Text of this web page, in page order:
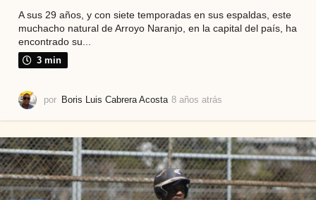
A sus 29 años, y con siete temporadas en sus espaldas, este
muchacho natural de Arroyo Naranjo, en la capital del país, ha
encontrado su...
3 min
por Boris Luis Cabrera Acosta 8 años atrás
o
s
a
t
r